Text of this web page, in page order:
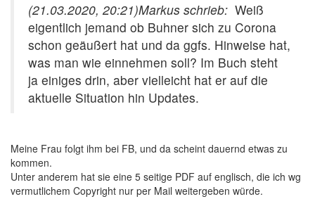
(21.03.2020, 20:21)Markus schrieb: Weiß
eigentlich jemand ob Buhner sich zu Corona
schon geäußert hat und da ggfs. Hinweise hat,
was man wie einnehmen soll? Im Buch steht
ja einiges drin, aber vielleicht hat er auf die
aktuelle Situation hin Updates.
Meine Frau folgt ihm bei FB, und da scheint dauernd etwas zu
kommen.
Unter anderem hat sie eine 5 seitige PDF auf englisch, die ich wg
vermutlichem Copyright nur per Mail weitergeben würde.